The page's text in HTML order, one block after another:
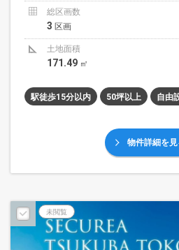
総区画数
3 区画
土地面積
171.49 ㎡
駅徒歩15分以内 50坪以上 自由
物件詳細を見
未閲覧